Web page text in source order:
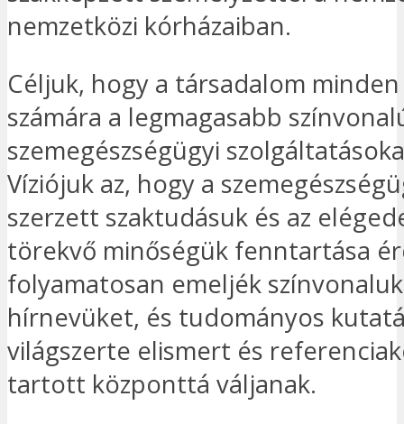
nemzetközi kórházaiban.
Céljuk, hogy a társadalom
számára a legmagasabb
szemegészségügyi
Víziójuk az, hogy a
szerzett szaktudásuk és az
törekvő minőségük fenntartása
folyamatosan emeljék
hírnevüket, és tudományos
világszerte elismert és
tartott központtá váljanak.